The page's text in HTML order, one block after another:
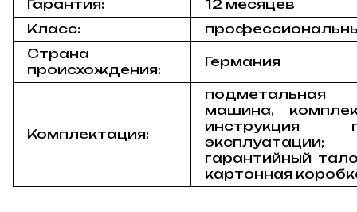
Гарантия:
12 месяцев
Класс:
Страна
происхождения:
Германия
Комплектация:
подметальная
машина,
инструкция
эксплуатации;
гарантийный
картонная